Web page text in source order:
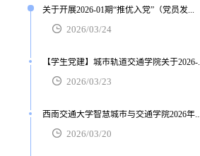
关于开展2026-01期“推优入党”（党员发...
2026/03/24
【学生党建】城市轨道交通学院关于2026-...
2026/03/23
西南交通大学智慧城市与交通学院2026年...
2026/03/20